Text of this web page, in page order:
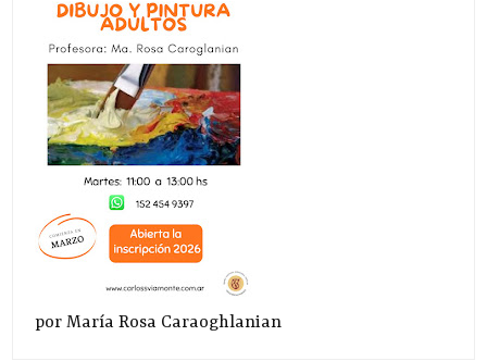
por María Rosa Caraoghlanian